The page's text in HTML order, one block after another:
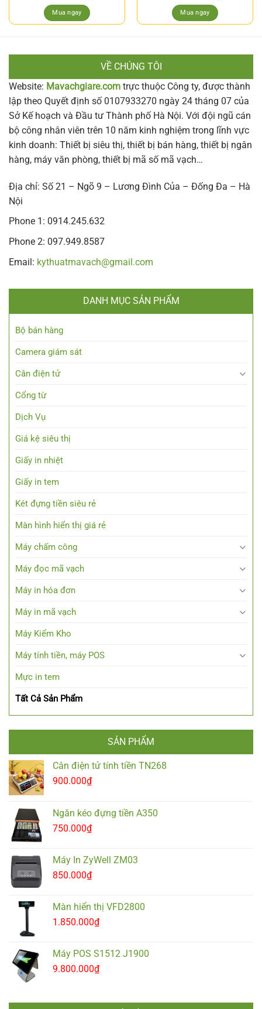
Mua ngay Mua ngay
VỀ CHÚNG TÔI
Website: Mavachgiare.com trực thuộc Công ty, được thành
lập theo Quyết định số 0107933270 ngày 24 tháng 07 của
Sở Kế hoạch và Đầu tư Thành phố Hà Nội. Với đội ngũ cán
bộ công nhân viên trên 10 năm kinh nghiệm trong lĩnh vực
kinh doanh: Thiết bị siêu thị, thiết bị bán hàng, thiết bị ngân
hàng, máy văn phòng, thiết bị mã số mã vạch…
Địa chỉ: Số 21 – Ngõ 9 – Lương Đình Của – Đống Đa – Hà
Nội
Phone 1: 0914.245.632
Phone 2: 097.949.8587
Email: kythuatmavach@gmail.com
DANH MỤC SẢN PHẨM
Bộ bán hàng
Camera giám sát
Cân điện tử
Cổng từ
Dịch Vụ
Giá kệ siêu thị
Giấy in nhiệt
Giấy in tem
Két đựng tiền siêu rẻ
Màn hình hiển thị giá rẻ
Máy chấm công
Máy đọc mã vạch
Máy in hóa đơn
Máy in mã vạch
Máy Kiểm Kho
Máy tính tiền, máy POS
Mực in tem
Tất Cả Sản Phẩm
SẢN PHẨM
Cân điện tử tính tiền TN268
900.000₫
Ngăn kéo đựng tiền A350
750.000₫
Máy In ZyWell ZM03
850.000₫
Màn hiển thị VFD2800
1.850.000₫
Máy POS S1512 J1900
9.800.000₫